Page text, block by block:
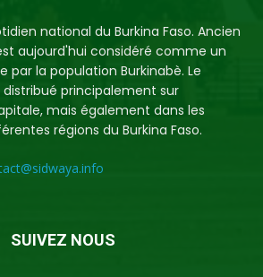
national du Burkina Faso. Ancien
aujourd'hui considéré comme un
par la population Burkinabè. Le
distribué principalement sur
mais également dans les
régions du Burkina Faso.
SUIVEZ NOUS